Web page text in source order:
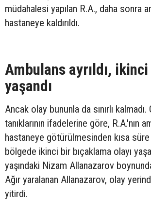
müdahalesi yapılan R.A., daha sonra
hastaneye kaldırıldı.
Ambulans ayrıldı, ikinci
yaşandı
Ancak olay bununla da sınırlı kalmadı.
tanıklarının ifadelerine göre, R.A.'nın
hastaneye götürülmesinden kısa süre
bölgede ikinci bir bıçaklama olayı
yaşındaki Nizam Allanazarov
Ağır yaralanan Allanazarov, olay
yitirdi.